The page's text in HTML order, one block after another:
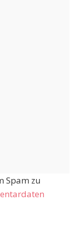
Spam zu